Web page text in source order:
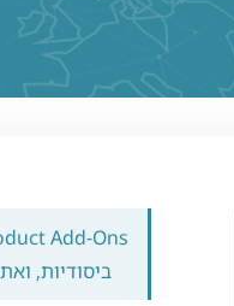
Add-Ons
ביסודיות,